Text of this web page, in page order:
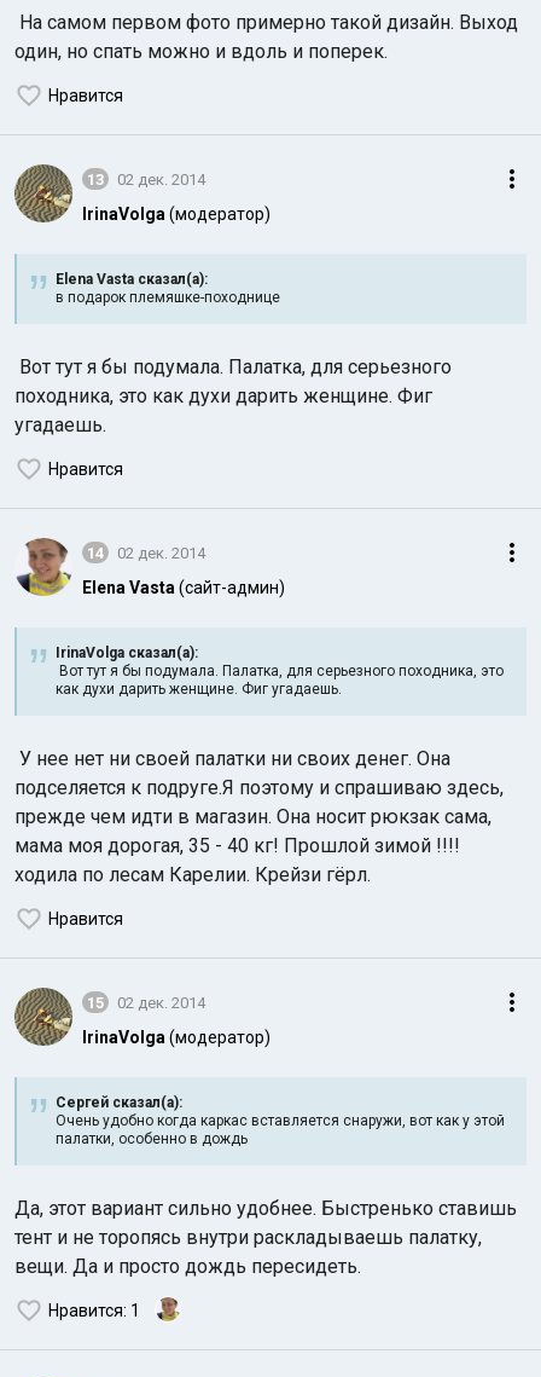
На самом первом фото примерно такой дизайн. Выход
один, но спать можно и вдоль и поперек.
Нравится
13 02 дек. 2014
IrinaVolga (модератор)
Elena Vasta сказал(а):
в подарок племяшке-походнице
Вот тут я бы подумала. Палатка, для серьезного
походника, это как духи дарить женщине. Фиг
угадаешь.
Нравится
14 02 дек. 2014
Elena Vasta (сайт-админ)
IrinaVolga сказал(а):
Вот тут я бы подумала. Палатка, для серьезного походника, это
как духи дарить женщине. Фиг угадаешь.
У нее нет ни своей палатки ни своих денег. Она
подселяется к подруге.Я поэтому и спрашиваю здесь,
прежде чем идти в магазин. Она носит рюкзак сама,
мама моя дорогая, 35 - 40 кг! Прошлой зимой !!!!
ходила по лесам Карелии. Крейзи гёрл.
Нравится
15 02 дек. 2014
IrinaVolga (модератор)
Сергей сказал(а):
Очень удобно когда каркас вставляется снаружи, вот как у этой
палатки, особенно в дождь
Да, этот вариант сильно удобнее. Быстренько ставишь
тент и не торопясь внутри раскладываешь палатку,
вещи. Да и просто дождь пересидеть.
Нравится: 1